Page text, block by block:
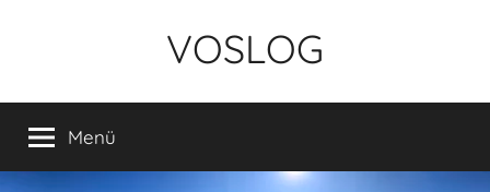
VOSLOG
Menü